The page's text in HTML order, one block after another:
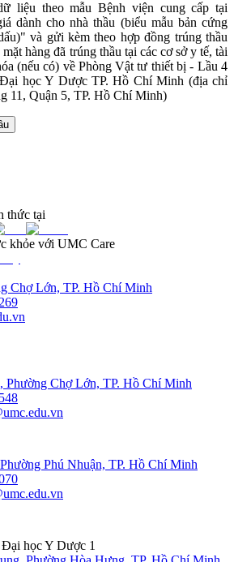
liệu theo mẫu Bệnh viện cung cấp tại
dành cho nhà thầu (biểu mẫu bản cứng
và gửi kèm theo hợp đồng trúng thầu
hàng đã trúng thầu tại các cơ sở y tế, tài
(nếu có) về Phòng Vật tư thiết bị - Lầu 4
học Y Dược TP. Hồ Chí Minh (địa chỉ
11, Quận 5, TP. Hồ Chí Minh)
thức tại
khỏe với UMC Care
Chợ Lớn, TP. Hồ Chí Minh
Phường Chợ Lớn, TP. Hồ Chí Minh
Phú Nhuận, TP. Hồ Chí Minh
học Y Dược 1